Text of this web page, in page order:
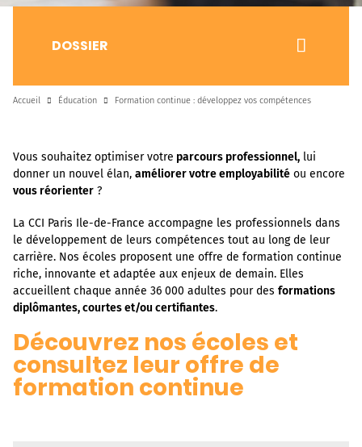
DOSSIER
Accueil Éducation Formation continue : développez vos compétences
Vous souhaitez optimiser votre parcours professionnel, lui
donner un nouvel élan, améliorer votre employabilité ou encore
vous réorienter ?
La CCI Paris Ile-de-France accompagne les professionnels dans
le développement de leurs compétences tout au long de leur
carrière. Nos écoles proposent une offre de formation continue
riche, innovante et adaptée aux enjeux de demain. Elles
accueillent chaque année 36 000 adultes pour des formations
diplômantes, courtes et/ou certifiantes.
Découvrez nos écoles et
consultez leur offre de
formation continue